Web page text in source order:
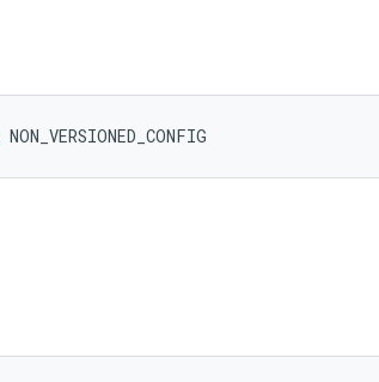
NON_VERSIONED_CONFIG